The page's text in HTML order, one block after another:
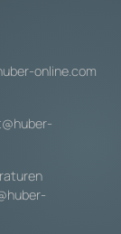
online.com